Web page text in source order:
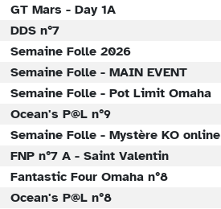
GT Mars - Day 1A
DDS n°7
Semaine Folle 2026
Semaine Folle - MAIN EVENT
Semaine Folle - Pot Limit Omaha
Ocean's P@L n°9
Semaine Folle - Mystère KO online
FNP n°7 A - Saint Valentin
Fantastic Four Omaha n°8
Ocean's P@L n°8